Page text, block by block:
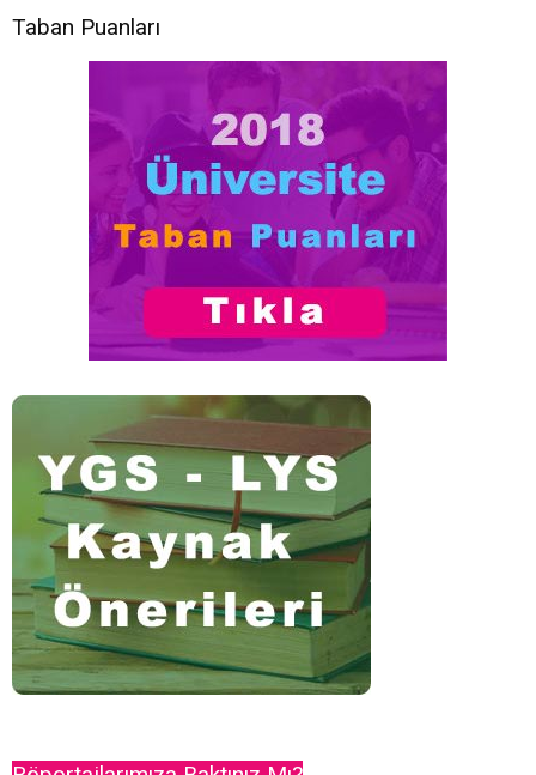
Taban Puanları